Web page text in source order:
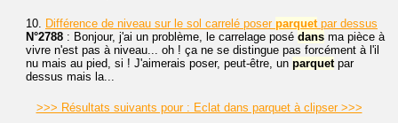
10. Différence de niveau sur le sol carrelé poser parquetpar dessus
N°2788 : Bonjour, j'ai un problème, le carrelage posé dans ma pièce à
vivre n'est pas à niveau... oh ! ça ne se distingue pas forcément à l'il
nu mais au pied, si ! J'aimerais poser, peut-être, un parquetpar
dessus mais la...
>>> Résultats suivants pour : Eclat dans parquet à clipser >>>